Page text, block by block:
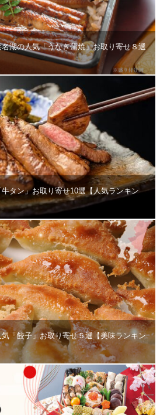
湖の人気「うなぎ蒲焼」お取り寄せ８選
タン」お取り寄せ10選【人気ランキン
「餃子」お取り寄せ５選【美味ランキン